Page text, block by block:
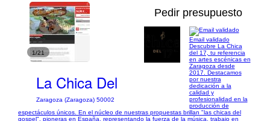
1/21
Pedir presupuesto
La Chica Del
Zaragoza (Zaragoza) 50002
Email validado
Descubre La Chica
del 17, tu referencia
en artes escénicas en
Zaragoza desde
2017. Destacamos
por nuestra
dedicación a la
calidad y
profesionalidad en la
producción de
espectáculos únicos. En el núcleo de nuestras propuestas brillan "las chicas del
gospel", pioneras en España, representando la fuerza de la música, trabajo en